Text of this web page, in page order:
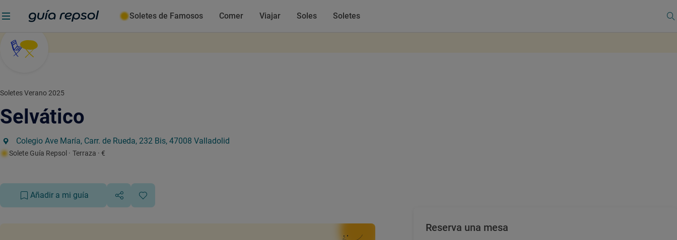
Soletes de Famosos Comer Viajar Soles Soletes
Soletes Verano 2025
Selvático
Colegio Ave María, Carr. de Rueda, 232 Bis, 47008 Valladolid
Solete Guía Repsol · Terraza · €
Añadir a mi guía
Reserva una mesa